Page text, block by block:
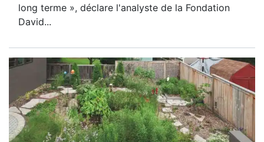
long terme », déclare l'analyste de la Fondation
David...